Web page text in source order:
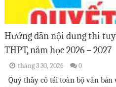
Hướng dẫn nội dung thi
THPT, năm học 2026 – 2027
tháng 3 30, 2026 0
Quý thầy cô tải toàn bộ văn bản